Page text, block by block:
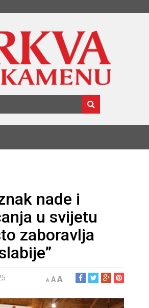
nade i
u svijetu
zaboravlja
A AA